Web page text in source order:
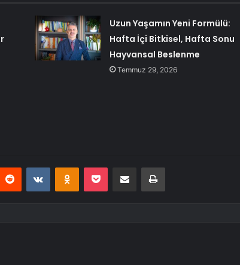
Uzun Yaşamın Yeni Formülü:
Hafta İçi Bitkisel, Hafta Sonu
Hayvansal Beslenme
Temmuz 29, 2026
Reddit VKontakteOdnoklassniki
Pocket E-Posta ile paylaş Yazdır